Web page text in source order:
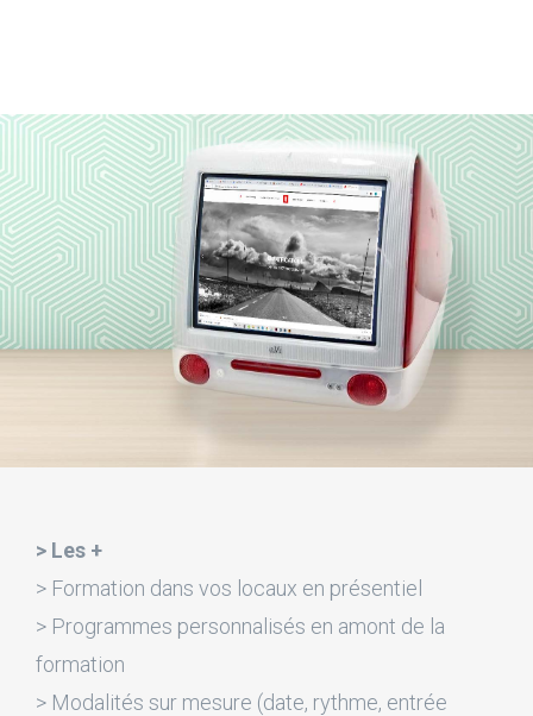
> Les +
> Formation dans vos locaux en présentiel
> Programmes personnalisés en amont de la
formation
> Modalités sur mesure (date, rythme, entrée